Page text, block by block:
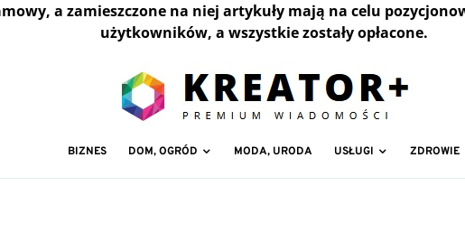
a zamieszczone na niej artykuły mają na celu
użytkowników, a wszystkie zostały opłacone.
BIZNES DOM, OGRÓD MODA, URODA USŁUGI ZDROWIE